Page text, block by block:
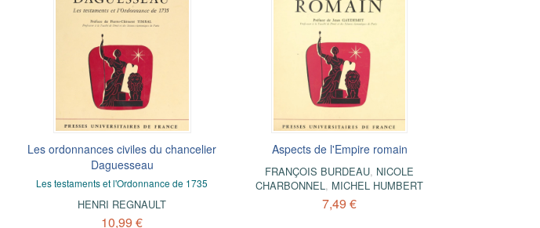
Les ordonnances civiles du chancelier
Daguesseau
Les testaments et l'Ordonnance de 1735
HENRI REGNAULT
10,99 €
Aspects de l'Empire romain
FRANÇOIS BURDEAU, NICOLE
CHARBONNEL , MICHEL HUMBERT
7,49 €